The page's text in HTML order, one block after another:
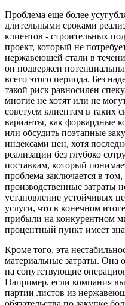
Проблема еще более
длительными сроками
клиентов - строительных
проект, который не
нержавеющей стали в
он подвержен
всего этого периода. Без
такой риск равносилен
многие не хотят или не
советуем клиентам в таких
варианты, как форвардные
или обсудить поэтапные
индексами цен, хотя
реализации без глубоко
поставкам, который
проблема заключается в
производственные затраты
установление устойчивых
услуги, что в конечном
прибыли на конкурентном
процентный пункт имеет
Кроме того, эта
материальные затраты. Она
на сопутствующие
Например, если компания
партии листов из